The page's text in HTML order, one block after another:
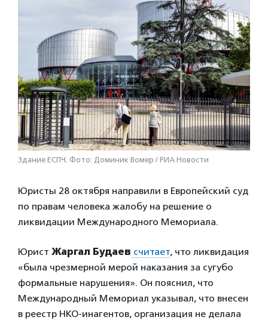
Здание ЕСПЧ. Фото: Доминик Вомер / РИА Новости
Юристы 28 октября направили в Европейский суд
по правам человека жалобу на решение о
ликвидации Международного Мемориала.
Юрист Жаргал Будаев считает, что ликвидация
«была чрезмерной мерой наказания за сугубо
формальные нарушения». Он пояснил, что
Международный Мемориал указывал, что внесен
в реестр НКО-инагентов, организация не делала